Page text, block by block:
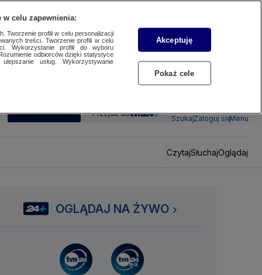
SUBSKRYBUJ Przejdź do
SzukajZaloguj sięMenu
CzytajSłuchajOglądaj
OGLĄDAJ NA ŻYWO
w celu zapewnienia:
Tworzenie profili w celu personalizacji
treści. Tworzenie profili w celu
Wykorzystanie profili do wyboru
odbiorców dzięki statystyce
usług. Wykorzystywanie
Akceptuję
Pokaż cele